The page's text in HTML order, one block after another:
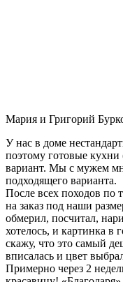
Мария и Григорий
У нас в доме
поэтому готовые
вариант. Мы с мужем
подходящего варианта.
После всех походов по
на заказ под наши
обмерил, посчитал,
хотелось, и картинка в
скажу, что это самый
вписалась и цвет
Примерно через 2